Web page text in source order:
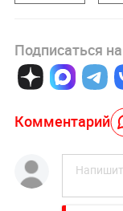
Подписаться
Комментарий